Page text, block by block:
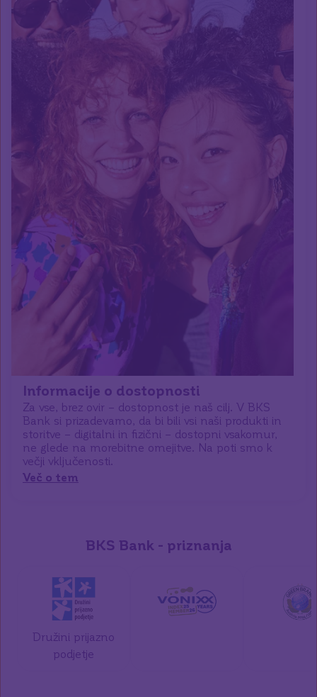
Informacije o dostopnosti
Za vse, brez ovir – dostopnost je naš cilj. V BKS
Bank si prizadevamo, da bi bili vsi naši produkti in
storitve – digitalni in fizični – dostopni vsakomur,
ne glede na morebitne omejitve. Na poti smo k
večji vključenosti.
Več o tem
BKS Bank - priznanja
Družini prijazno
podjetje